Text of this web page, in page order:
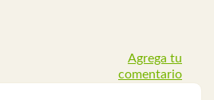
Agrega tu
comentario